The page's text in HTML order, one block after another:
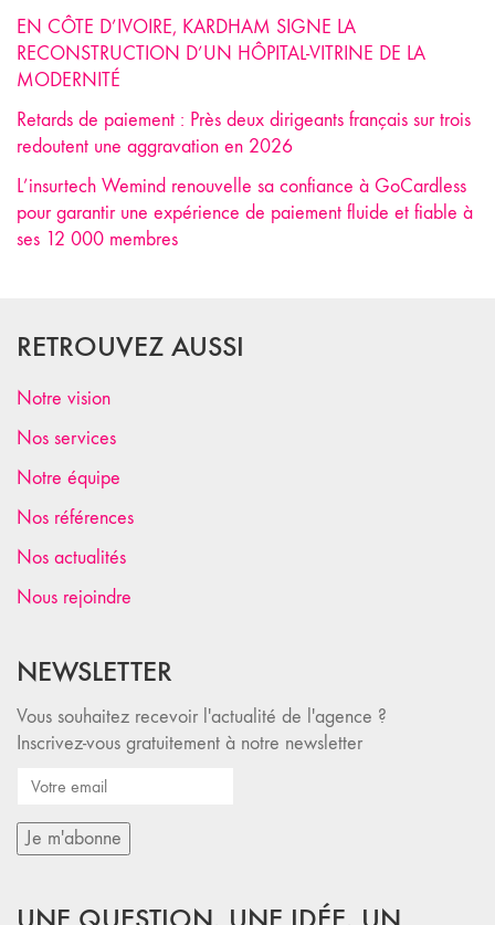
EN CÔTE D’IVOIRE, KARDHAM SIGNE LA
RECONSTRUCTION D’UN HÔPITAL-VITRINE DE LA
MODERNITÉ
Retards de paiement : Près deux dirigeants français sur trois
redoutent une aggravation en 2026
L’insurtech Wemind renouvelle sa confiance à GoCardless
pour garantir une expérience de paiement fluide et fiable à
ses 12 000 membres
RETROUVEZ AUSSI
Notre vision
Nos services
Notre équipe
Nos références
Nos actualités
Nous rejoindre
NEWSLETTER
Vous souhaitez recevoir l'actualité de l'agence ?
Inscrivez-vous gratuitement à notre newsletter